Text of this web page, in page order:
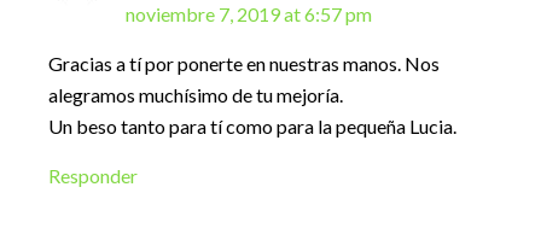
noviembre 7, 2019 at 6:57 pm
Gracias a tí por ponerte en nuestras manos. Nos
alegramos muchísimo de tu mejoría.
Un beso tanto para tí como para la pequeña Lucia.
Responder